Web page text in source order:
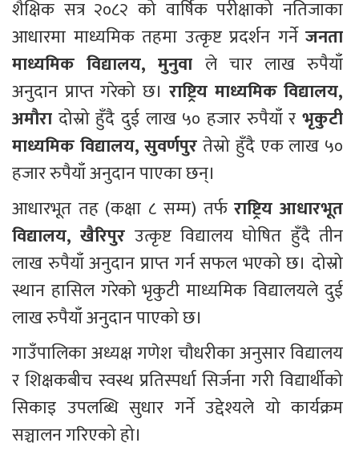
शैक्षिक सत्र २०८२ को वार्षिक परीक्षाको नतिजाका
आधारमा माध्यमिक तहमा उत्कृष्ट प्रदर्शन गर्ने जनता
माध्यमिक विद्यालय, मुनुवा ले चार लाख रुपैयाँ
अनुदान प्राप्त गरेको छ। राष्ट्रिय माध्यमिक विद्यालय,
अमौरा दोस्रो हुँदै दुई लाख ५० हजार रुपैयाँ र भृकुटी
माध्यमिक विद्यालय, सुवर्णपुर तेस्रो हुँदै एक लाख ५०
हजार रुपैयाँ अनुदान पाएका छन्।
आधारभूत तह (कक्षा ८ सम्म) तर्फ राष्ट्रिय आधारभूत
विद्यालय, खैरिपुर उत्कृष्ट विद्यालय घोषित हुँदै तीन
लाख रुपैयाँ अनुदान प्राप्त गर्न सफल भएको छ। दोस्रो
स्थान हासिल गरेको भृकुटी माध्यमिक विद्यालयले दुई
लाख रुपैयाँ अनुदान पाएको छ।
गाउँपालिका अध्यक्ष गणेश चौधरीका अनुसार विद्यालय
र शिक्षकबीच स्वस्थ प्रतिस्पर्धा सिर्जना गरी विद्यार्थीको
सिकाइ उपलब्धि सुधार गर्ने उद्देश्यले यो कार्यक्रम
सञ्चालन गरिएको हो।